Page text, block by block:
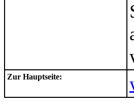
Zur Hauptseite: